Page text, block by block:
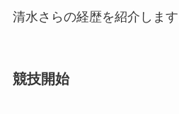
清水さらの経歴を紹介します
競技開始